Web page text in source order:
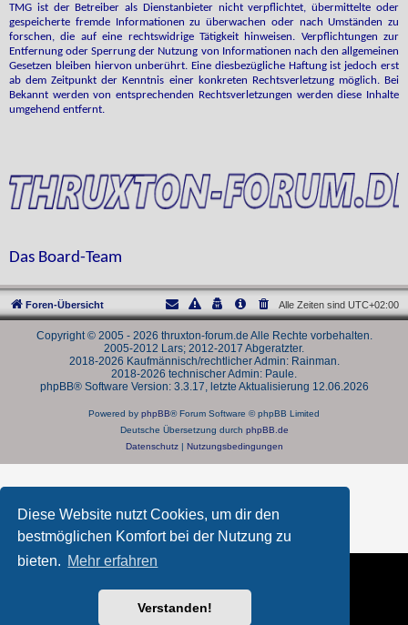
Diese Website nutzt Cookies, um dir den
bestmöglichen Komfort bei der Nutzung zu
bieten. Mehr erfahren
Verstanden!
TMG ist der Betreiber als Dienstanbieter nicht verpflichtet, übermittelte oder
gespeicherte fremde Informationen zu überwachen oder nach Umständen zu
forschen, die auf eine rechtswidrige Tätigkeit hinweisen. Verpflichtungen zur
Entfernung oder Sperrung der Nutzung von Informationen nach den allgemeinen
Gesetzen bleiben hiervon unberührt. Eine diesbezügliche Haftung ist jedoch erst
ab dem Zeitpunkt der Kenntnis einer konkreten Rechtsverletzung möglich. Bei
Bekannt werden von entsprechenden Rechtsverletzungen werden diese Inhalte
umgehend entfernt.
Das Board-Team
Foren-Übersicht Alle Zeiten sind UTC+02:00
Copyright © 2005 - 2026 thruxton-forum.de Alle Rechte vorbehalten.
2005-2012 Lars; 2012-2017 Abgeratzter.
2018-2026 Kaufmännisch/rechtlicher Admin: Rainman.
2018-2026 technischer Admin: Paule.
phpBB® Software Version: 3.3.17, letzte Aktualisierung 12.06.2026
Powered by phpBB® Forum Software © phpBB Limited
Deutsche Übersetzung durch phpBB.de
Datenschutz| Nutzungsbedingungen